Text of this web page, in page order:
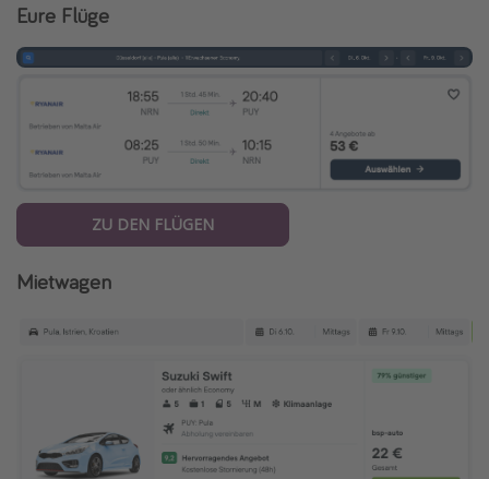
Eure Flüge
ZU DEN FLÜGEN
Mietwagen